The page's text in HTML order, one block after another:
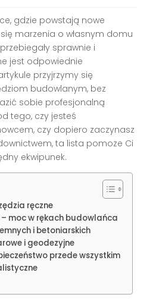
gdzie powstają nowe
marzenia o własnym domu
sprawnie i
jest odpowiednie
przyjrzymy się
budowlanym, bez
sobie profesjonalną
tego, czy jesteś
czy dopiero zaczynasz
ta lista pomoże Ci
ekwipunek.
ręczne
moc w rękach budowlańca
i betoniarskich
i geodezyjne
przede wszystkim